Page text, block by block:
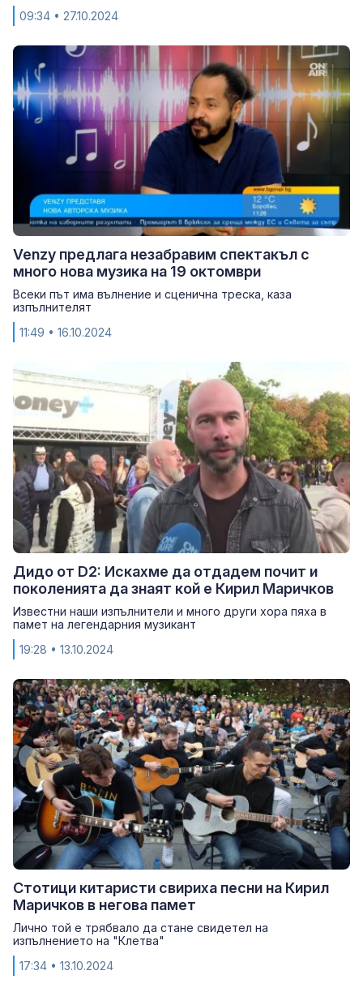
09:34 • 27.10.2024
Venzy предлага незабравим спектакъл с
много нова музика на 19 октомври
Всеки път има вълнение и сценична треска, каза
изпълнителят
11:49 • 16.10.2024
Дидо от D2: Искахме да отдадем почит и
поколенията да знаят кой е Кирил Маричков
Известни наши изпълнители и много други хора пяха в
памет на легендарния музикант
19:28 • 13.10.2024
Стотици китаристи свириха песни на Кирил
Маричков в негова памет
Лично той е трябвало да стане свидетел на
изпълнението на "Клетва"
17:34 • 13.10.2024